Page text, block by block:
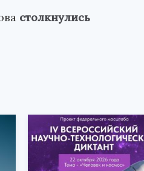
столкнулись